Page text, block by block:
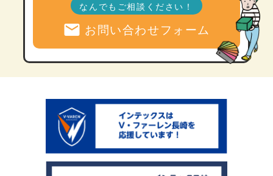
なんでもご相談ください！
mail お問い合わせフォーム